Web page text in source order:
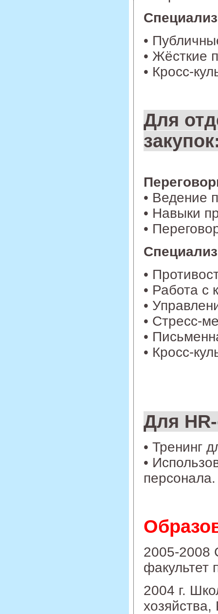
•
• Жёсткие
• Кросс-
Для
• Ведение
• Навыки
•
•
• Работа с
•
• Стресс-
•
• Кросс-
Для
• Тренинг
•
персонала.
2005-2008
факультет
2004 г.